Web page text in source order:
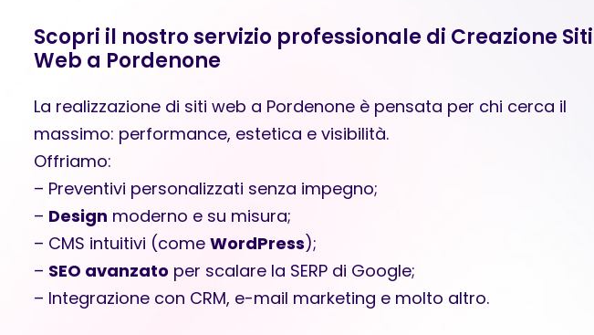
Scopri il nostro servizio professionale di Creazione Siti
Web a Pordenone
La realizzazione di siti web a Pordenone è pensata per chi cerca il
massimo: performance, estetica e visibilità.
Offriamo:
– Preventivi personalizzati senza impegno;
– Design moderno e su misura;
– CMS intuitivi (come WordPress);
– SEO avanzato per scalare la SERP di Google;
– Integrazione con CRM, e-mail marketing e molto altro.